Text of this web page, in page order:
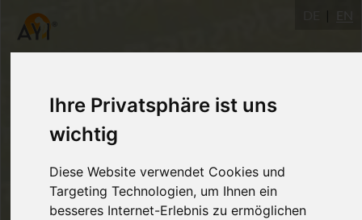
Ihre Privatsphäre ist uns
wichtig
Diese Website verwendet Cookies und
Targeting Technologien, um Ihnen ein
besseres Internet-Erlebnis zu ermöglichen